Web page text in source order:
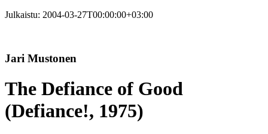
Julkaistu: 2004-03-27T00:00:00+03:00
Jari Mustonen
The Defiance of Good
(Defiance!, 1975)